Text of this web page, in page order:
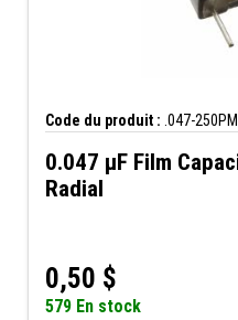
Code du produit : .047-250PM
0.047 µF Film
Radial
0,50 $
579 En stock